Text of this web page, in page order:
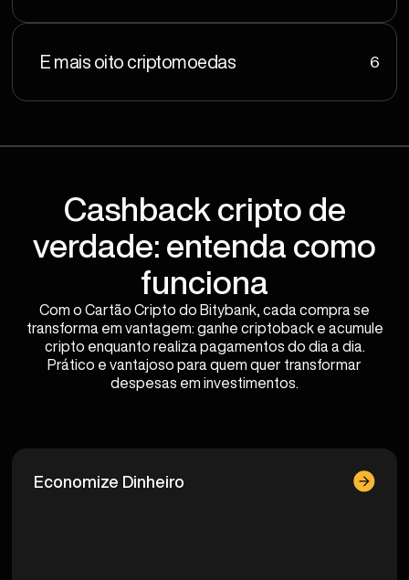
E mais oito criptomoedas 6
Cashback cripto de
verdade: entenda como
funciona
Com o Cartão Cripto do Bitybank, cada compra se
transforma em vantagem: ganhe criptoback e acumule
cripto enquanto realiza pagamentos do dia a dia.
Prático e vantajoso para quem quer transformar
despesas em investimentos.
Economize Dinheiro